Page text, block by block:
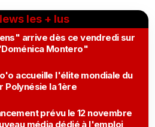
les + lus
arrive dès ce vendredi sur
Montero"
accueille l'élite mondiale du
Polynésie la 1ère
prévu le 12 novembre
média dédié à l'emploi